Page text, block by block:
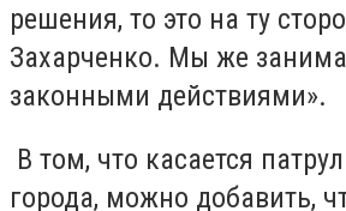
решения, то это на ту
Захарченко. Мы же
законными действиями».
В том, что касается
города, можно добавить,